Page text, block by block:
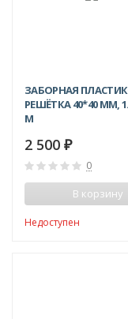
ЗАБОРНАЯ
РЕШЁТКА 40*40 ММ,
М
2 500 ₽
0
В корзину
Недоступен